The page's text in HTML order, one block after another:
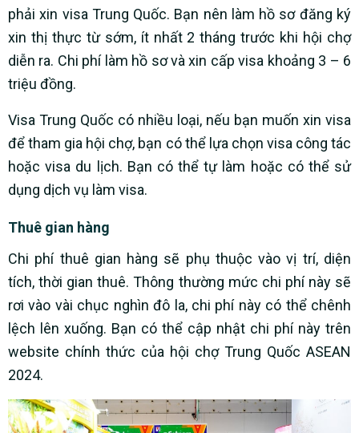
phải xin visa Trung Quốc. Bạn nên làm hồ sơ đăng ký
xin thị thực từ sớm, ít nhất 2 tháng trước khi hội chợ
diễn ra. Chi phí làm hồ sơ và xin cấp visa khoảng 3 – 6
triệu đồng.
Visa Trung Quốc có nhiều loại, nếu bạn muốn xin visa
để tham gia hội chợ, bạn có thể lựa chọn visa công tác
hoặc visa du lịch. Bạn có thể tự làm hoặc có thể sử
dụng dịch vụ làm visa.
Thuê gian hàng
Chi phí thuê gian hàng sẽ phụ thuộc vào vị trí, diện
tích, thời gian thuê. Thông thường mức chi phí này sẽ
rơi vào vài chục nghìn đô la, chi phí này có thể chênh
lệch lên xuống. Bạn có thể cập nhật chi phí này trên
website chính thức của hội chợ Trung Quốc ASEAN
2024.